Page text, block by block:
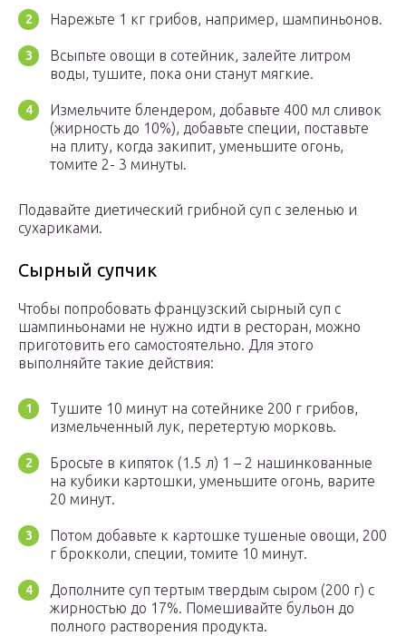
Нарежьте 1 кг грибов, например, шампиньонов.
Всыпьте овощи в сотейник, залейте литром
воды, тушите, пока они станут мягкие.
Измельчите блендером, добавьте 400 мл сливок
(жирность до 10%), добавьте специи, поставьте
на плиту, когда закипит, уменьшите огонь,
томите 2- 3 минуты.
Подавайте диетический грибной суп с зеленью и
сухариками.
Сырный супчик
Чтобы попробовать французский сырный суп с
шампиньонами не нужно идти в ресторан, можно
приготовить его самостоятельно. Для этого
выполняйте такие действия:
Тушите 10 минут на сотейнике 200 г грибов,
измельченный лук, перетертую морковь.
Бросьте в кипяток (1.5 л) 1 – 2 нашинкованные
на кубики картошки, уменьшите огонь, варите
20 минут.
Потом добавьте к картошке тушеные овощи, 200
г брокколи, специи, томите 10 минут.
Дополните суп тертым твердым сыром (200 г) с
жирностью до 17%. Помешивайте бульон до
полного растворения продукта.